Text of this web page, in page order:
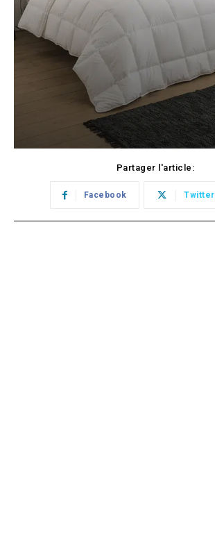
Partager l'article:
Facebook Twitter